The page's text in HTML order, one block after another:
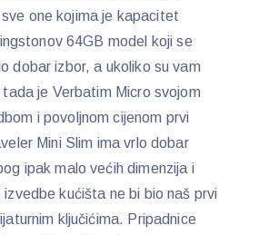
one kojima je kapacitet
64GB model koji se
dobar izbor, a ukoliko su vam
je Verbatim Micro svojom
i povoljnom cijenom prvi
Mini Slim ima vrlo dobar
ipak malo većih dimenzija i
kućišta ne bi bio naš prvi
ključićima. Pripadnice